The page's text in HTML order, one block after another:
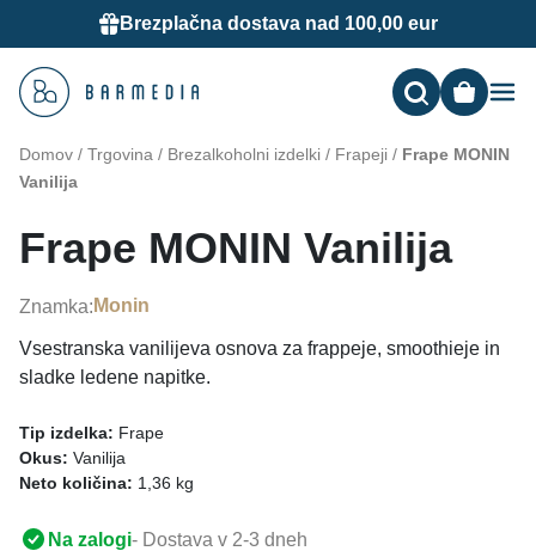
Brezplačna dostava nad 100,00 eur
Domov / Trgovina / Brezalkoholni izdelki / Frapeji / Frape MONIN
Vanilija
Frape MONIN Vanilija
Znamka: Monin
Vsestranska vanilijeva osnova za frappeje, smoothieje in
sladke ledene napitke.
Tip izdelka: Frape
Okus: Vanilija
Neto količina: 1,36 kg
Na zalogi- Dostava v 2-3 dneh